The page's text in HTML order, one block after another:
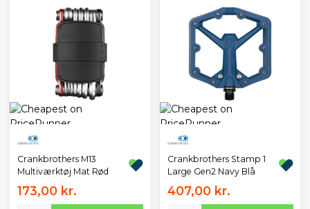
Crankbrothers M13
Multiværktøj Mat Rød
173,00 kr.
Crankbrothers Stamp 1
Large Gen2 Navy Blå
407,00 kr.